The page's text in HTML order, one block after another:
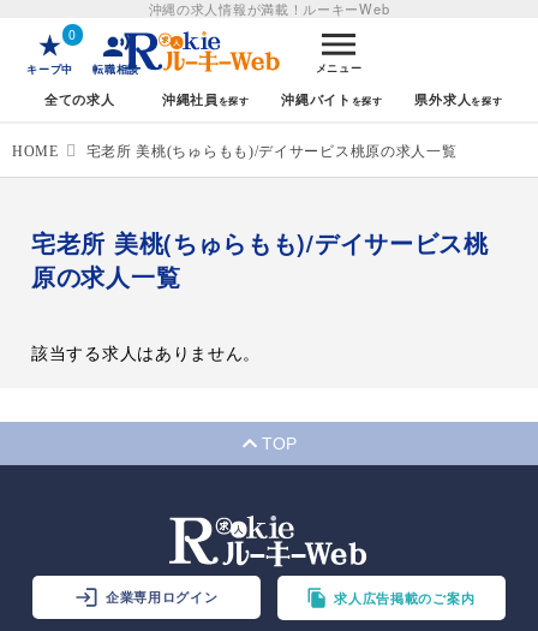
沖縄の求人情報が満載！ ルーキーWeb
0
キープ中 転職相談 メニュー
全ての求人 沖縄社員 沖縄バイト 県外求人
HOME 宅老所 美桃(ちゅらもも)/デイサービス桃原の求人一覧
宅老所 美桃(ちゅらもも)/デイサービス桃
原の求人一覧
該当する求人はありません。
TOP
企業専用ログイン 求人広告掲載のご案内